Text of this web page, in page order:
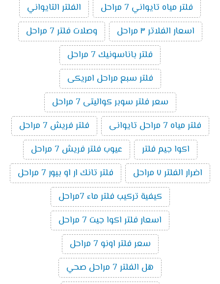
فلتر مياه تايواني 7 مراحل
الفلتر التايواني
اسعار الفلاتر ٣ مراحل
وصلات فلتر 7 مراحل
فلتر باناسونيك 7 مراحل
فلتر سبع مراحل امريكى
سعر فلتر سوبر كواليتى 7 مراحل
فلتر مياه 7 مراحل تايوانى
فلتر فريش 7 مراحل
اكوا جيم فلتر
عيوب فلتر فريش 7 مراحل
اضرار الفلتر ٧ مراحل
فلتر تانك ار او بيور 7 مراحل
كيفية تركيب فلتر ماء 7مراحل
اسعار فلتر اكوا جيت 7 مراحل
سعر فلتر اونو 7 مراحل
هل الفلتر 7 مراحل صحي